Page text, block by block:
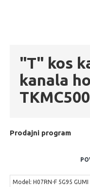
"T" kos
kanala
Prodajni program
Model: H07RN-F 5G95 GUMI